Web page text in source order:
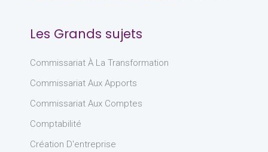
Les Grands sujets
Commissariat À La Transformation
Commissariat Aux Apports
Commissariat Aux Comptes
Comptabilité
Création D'entreprise